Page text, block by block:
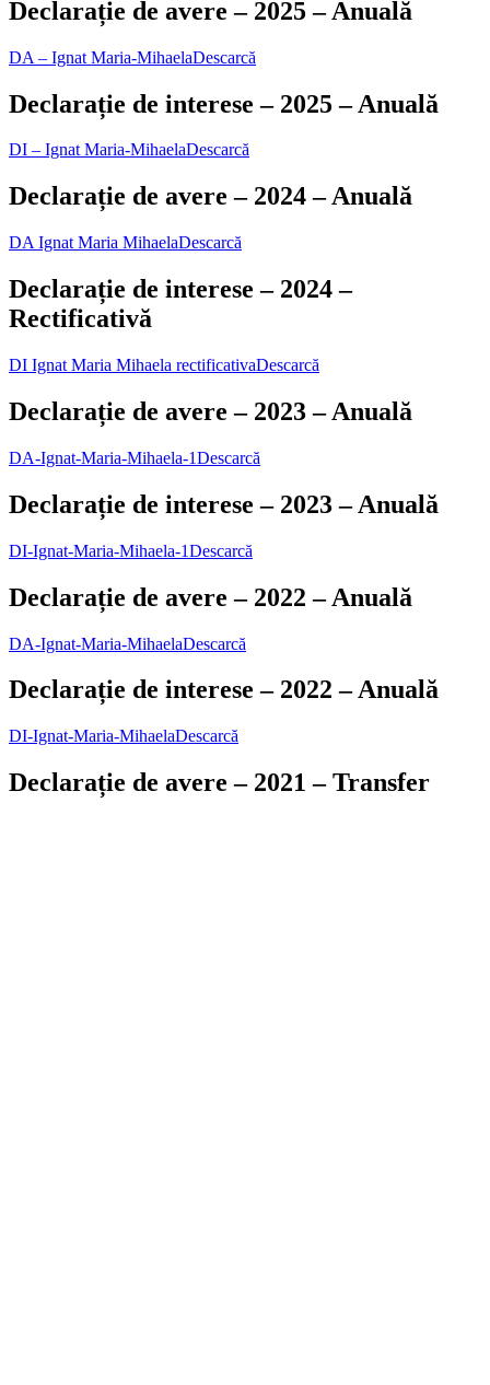
Declarație de avere – 2025 – Anuală
DA – Ignat Maria-MihaelaDescarcă
Declarație de interese – 2025 – Anuală
DI – Ignat Maria-MihaelaDescarcă
Declarație de avere – 2024 – Anuală
DA Ignat Maria MihaelaDescarcă
Declarație de interese – 2024 –
Rectificativă
DI Ignat Maria Mihaela rectificativaDescarcă
Declarație de avere – 2023 – Anuală
DA-Ignat-Maria-Mihaela-1Descarcă
Declarație de interese – 2023 – Anuală
DI-Ignat-Maria-Mihaela-1Descarcă
Declarație de avere – 2022 – Anuală
DA-Ignat-Maria-MihaelaDescarcă
Declarație de interese – 2022 – Anuală
DI-Ignat-Maria-MihaelaDescarcă
Declarație de avere – 2021 – Transfer